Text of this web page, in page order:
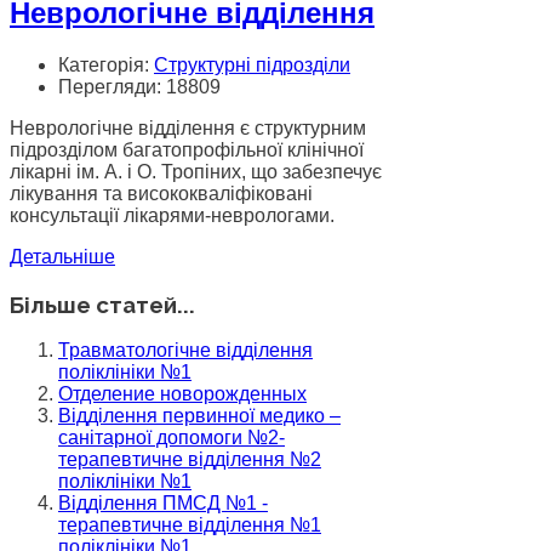
Неврологічне відділення
Категорія: Структурні підрозділи
Перегляди: 18809
Неврологічне відділення є структурним
підрозділом багатопрофільної клінічної
лікарні ім. А. і О. Тропіних, що забезпечує
лікування та висококваліфіковані
консультації лікарями-неврологами.
Детальніше
Більше статей...
Травматологічне відділення
поліклініки №1
Отделение новорожденных
Відділення первинної медико –
санітарної допомоги №2-
терапевтичне відділення №2
поліклініки №1
Відділення ПМСД №1 -
терапевтичне відділення №1